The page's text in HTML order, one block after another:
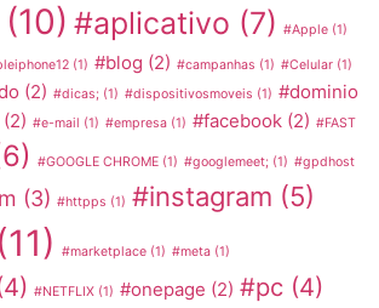
(10) #aplicativo (7) #Apple (1)
(1) #blog (2) #campanhas (1) #Celular (1)
(2) #dicas; (1) #dispositivosmoveis (1) #dominio
(2) #e-mail (1) #empresa (1) #facebook (2) #FAST
#GOOGLE CHROME (1) #googlemeet; (1) #gpdhost
(3) #httpps (1) #instagram (5)
(11) #marketplace (1) #meta (1)
#NETFLIX (1) #onepage (2) #pc (4)